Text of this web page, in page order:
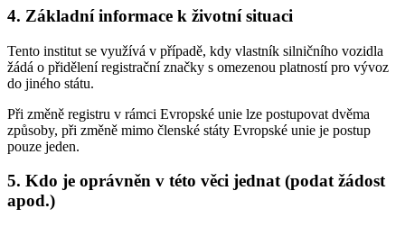
4. Základní informace k životní situaci
Tento institut se využívá v případě, kdy vlastník silničního vozidla
žádá o přidělení registrační značky s omezenou platností pro vývoz
do jiného státu.
Při změně registru v rámci Evropské unie lze postupovat dvěma
způsoby, při změně mimo členské státy Evropské unie je postup
pouze jeden.
5. Kdo je oprávněn v této věci jednat (podat žádost
apod.)